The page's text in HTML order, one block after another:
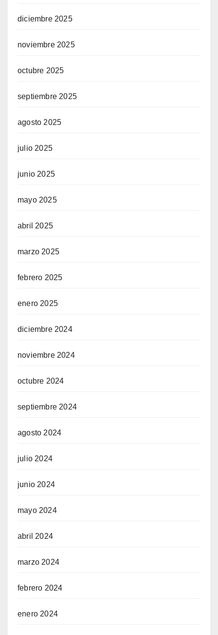
diciembre 2025
noviembre 2025
octubre 2025
septiembre 2025
agosto 2025
julio 2025
junio 2025
mayo 2025
abril 2025
marzo 2025
febrero 2025
enero 2025
diciembre 2024
noviembre 2024
octubre 2024
septiembre 2024
agosto 2024
julio 2024
junio 2024
mayo 2024
abril 2024
marzo 2024
febrero 2024
enero 2024